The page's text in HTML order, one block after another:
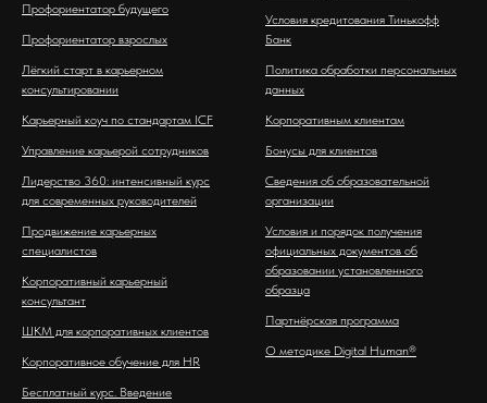
Профориентатор будущего
Профориентатор взрослых
Лёгкий старт в карьерном
консультировании
Карьерный коуч по стандартам ICF
Управление карьерой сотрудников
Лидерство 360: интенсивный курс
для современных руководителей
Продвижение карьерных
специалистов
Корпоративный карьерный
консультант
ШКМ для корпоративных клиентов
Корпоративное обучение для HR
Бесплатный курс. Введение
Условия кредитования Тинькофф
Банк
Политика обработки персональных
данных
Корпоративным клиентам
Бонусы для клиентов
Сведения об образовательной
организации
Условия и порядок получения
официальных документов об
образовании установленного
образца
Партнёрская программа
О методике Digital Human®